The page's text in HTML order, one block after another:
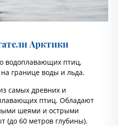
Арктики
водоплавающих птиц,
границе воды и льда.
самых древних и
птиц. Обладают
шеями и острыми
(до 60 метров глубины).